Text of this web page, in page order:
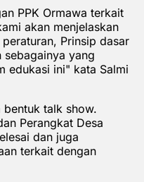
PPK Ormawa terkait
akan menjelaskan
Prinsip dasar
yang
edukasi ini" kata Salmi
bentuk talk show.
Perangkat Desa
dan juga
terkait dengan